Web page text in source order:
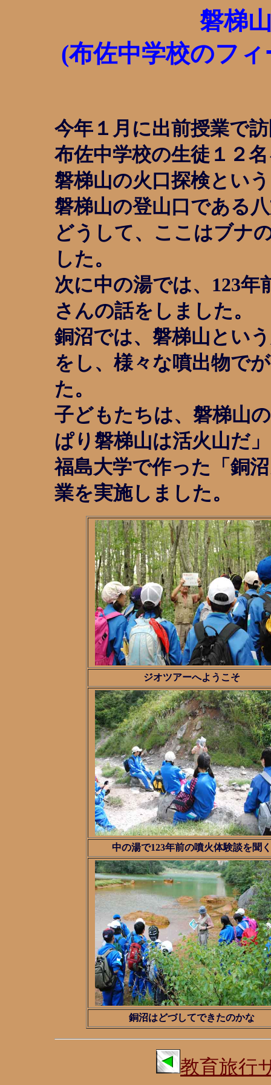
磐梯
(布佐中学校のフィ
今年１月に出前授業で
布佐中学校の生徒１２
磐梯山の火口探検とい
磐梯山の登山口である
どうして、ここはブナ
した。
次に中の湯では、123
さんの話をしました。
銅沼では、磐梯山とい
をし、様々な噴出物で
た。
子どもたちは、磐梯山
ぱり磐梯山は活火山だ
福島大学で作った「銅
業を実施しました。
ジオツアーへようこそ
中の湯で123年前の噴火体験談を聞く
銅沼はどづしてできたのかな
教育旅行